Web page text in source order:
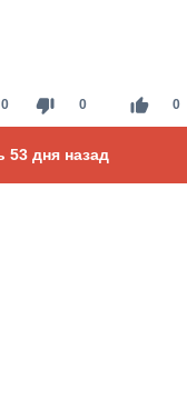
thumb_down 0 thumb_up 0
0
53 дня назад